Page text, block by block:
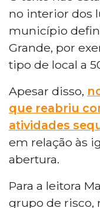
no interior dos
município
Grande, por
tipo de local a
Apesar disso,
que reabriu
atividades
em relação às
abertura.
Para a leitora
grupo de risco,